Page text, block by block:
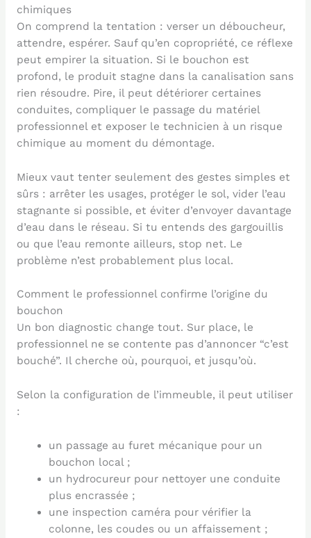
chimiques
On comprend la tentation : verser un déboucheur,
attendre, espérer. Sauf qu’en copropriété, ce réflexe
peut empirer la situation. Si le bouchon est
profond, le produit stagne dans la canalisation sans
rien résoudre. Pire, il peut détériorer certaines
conduites, compliquer le passage du matériel
professionnel et exposer le technicien à un risque
chimique au moment du démontage.
Mieux vaut tenter seulement des gestes simples et
sûrs : arrêter les usages, protéger le sol, vider l’eau
stagnante si possible, et éviter d’envoyer davantage
d’eau dans le réseau. Si tu entends des gargouillis
ou que l’eau remonte ailleurs, stop net. Le
problème n’est probablement plus local.
Comment le professionnel confirme l’origine du
bouchon
Un bon diagnostic change tout. Sur place, le
professionnel ne se contente pas d’annoncer “c’est
bouché”. Il cherche où, pourquoi, et jusqu’où.
Selon la configuration de l’immeuble, il peut utiliser
:
un passage au furet mécanique pour un
bouchon local ;
un hydrocureur pour nettoyer une conduite
plus encrassée ;
une inspection caméra pour vérifier la
colonne, les coudes ou un affaissement ;